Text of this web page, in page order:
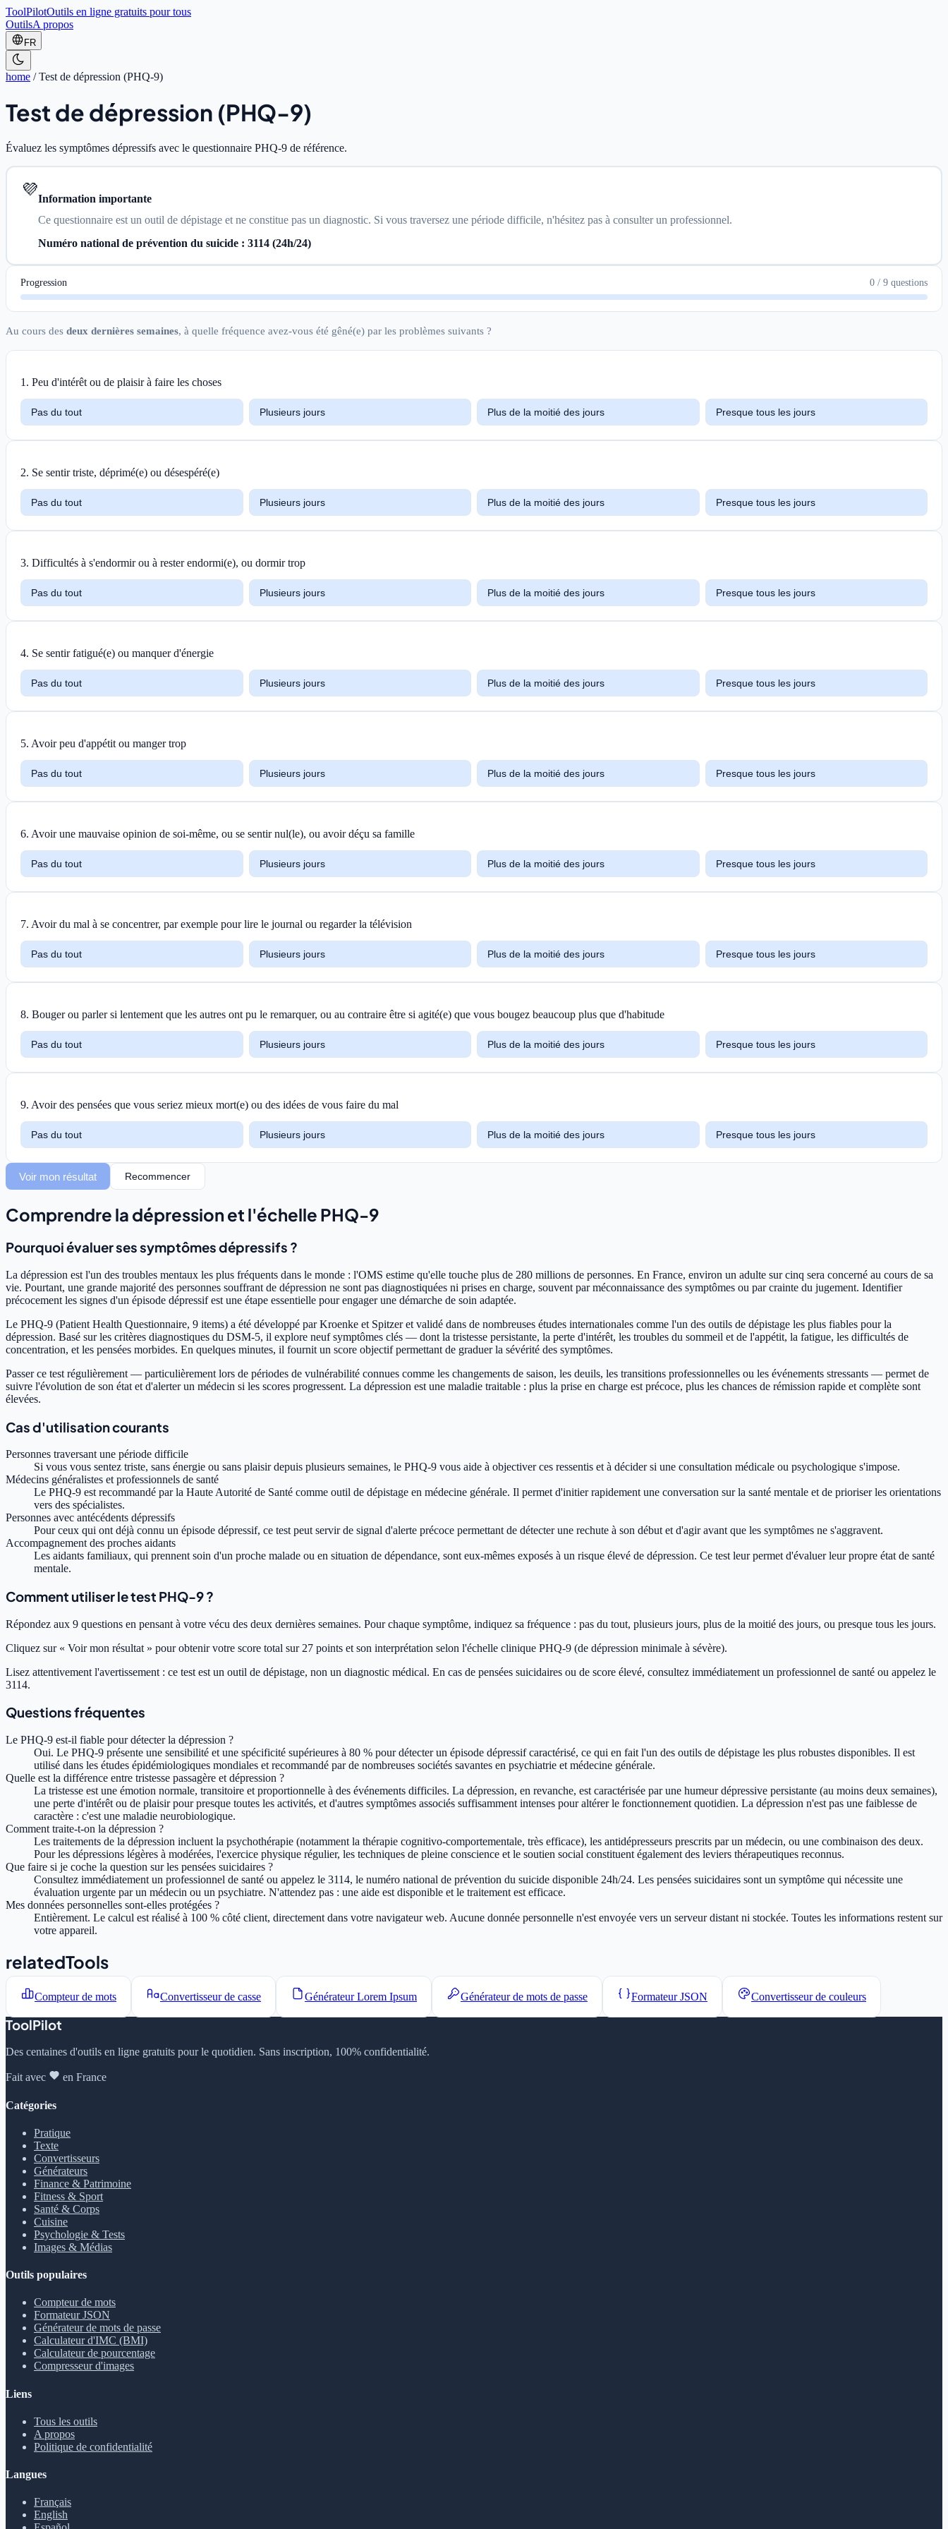
ToolPilotOutils en ligne gratuits pour tous
OutilsA propos
FR
home /Test de dépression (PHQ-9)
Test de dépression (PHQ-9)
Évaluez les symptômes dépressifs avec le questionnaire PHQ-9 de référence.
💜Information importante
Ce questionnaire est un outil de dépistage et ne constitue pas un diagnostic. Si vous traversez une période difficile, n'hésitez pas à consulter un professionnel.
Numéro national de prévention du suicide : 3114 (24h/24)
Progression 0 / 9 questions
Au cours des deux dernières semaines, à quelle fréquence avez-vous été gêné(e) par les problèmes suivants ?
1 . Peu d'intérêt ou de plaisir à faire les choses
Pas du tout Plusieurs jours Plus de la moitié des jours Presque tous les jours
2. Se sentir triste, déprimé(e) ou désespéré(e)
Pas du tout Plusieurs jours Plus de la moitié des jours Presque tous les jours
3. Difficultés à s'endormir ou à rester endormi(e), ou dormir trop
Pas du tout Plusieurs jours Plus de la moitié des jours Presque tous les jours
4. Se sentir fatigué(e) ou manquer d'énergie
Pas du tout Plusieurs jours Plus de la moitié des jours Presque tous les jours
5. Avoir peu d'appétit ou manger trop
Pas du tout Plusieurs jours Plus de la moitié des jours Presque tous les jours
6. Avoir une mauvaise opinion de soi-même, ou se sentir nul(le), ou avoir déçu sa famille
Pas du tout Plusieurs jours Plus de la moitié des jours Presque tous les jours
7. Avoir du mal à se concentrer, par exemple pour lire le journal ou regarder la télévision
Pas du tout Plusieurs jours Plus de la moitié des jours Presque tous les jours
8. Bouger ou parler si lentement que les autres ont pu le remarquer, ou au contraire être si agité(e) que vous bougez beaucoup plus que d'habitude
Pas du tout Plusieurs jours Plus de la moitié des jours Presque tous les jours
9. Avoir des pensées que vous seriez mieux mort(e) ou des idées de vous faire du mal
Pas du tout Plusieurs jours Plus de la moitié des jours Presque tous les jours
Voir mon résultat Recommencer
Comprendre la dépression et l'échelle PHQ-9
Pourquoi évaluer ses symptômes dépressifs ?
La dépression est l'un des troubles mentaux les plus fréquents dans le monde : l'OMS estime qu'elle touche plus de 280 millions de personnes. En France, environ un adulte sur cinq sera concerné au cours de sa
vie. Pourtant, une grande majorité des personnes souffrant de dépression ne sont pas diagnostiquées ni prises en charge, souvent par méconnaissance des symptômes ou par crainte du jugement. Identifier
précocement les signes d'un épisode dépressif est une étape essentielle pour engager une démarche de soin adaptée.
Le PHQ-9 (Patient Health Questionnaire, 9 items) a été développé par Kroenke et Spitzer et validé dans de nombreuses études internationales comme l'un des outils de dépistage les plus fiables pour la
dépression. Basé sur les critères diagnostiques du DSM-5, il explore neuf symptômes clés — dont la tristesse persistante, la perte d'intérêt, les troubles du sommeil et de l'appétit, la fatigue, les difficultés de
concentration, et les pensées morbides. En quelques minutes, il fournit un score objectif permettant de graduer la sévérité des symptômes.
Passer ce test régulièrement — particulièrement lors de périodes de vulnérabilité connues comme les changements de saison, les deuils, les transitions professionnelles ou les événements stressants — permet de
suivre l'évolution de son état et d'alerter un médecin si les scores progressent. La dépression est une maladie traitable : plus la prise en charge est précoce, plus les chances de rémission rapide et complète sont
élevées.
Cas d'utilisation courants
Personnes traversant une période difficile
Si vous vous sentez triste, sans énergie ou sans plaisir depuis plusieurs semaines, le PHQ-9 vous aide à objectiver ces ressentis et à décider si une consultation médicale ou psychologique s'impose.
Médecins généralistes et professionnels de santé
Le PHQ-9 est recommandé par la Haute Autorité de Santé comme outil de dépistage en médecine générale. Il permet d'initier rapidement une conversation sur la santé mentale et de prioriser les orientations
vers des spécialistes.
Personnes avec antécédents dépressifs
Pour ceux qui ont déjà connu un épisode dépressif, ce test peut servir de signal d'alerte précoce permettant de détecter une rechute à son début et d'agir avant que les symptômes ne s'aggravent.
Accompagnement des proches aidants
Les aidants familiaux, qui prennent soin d'un proche malade ou en situation de dépendance, sont eux-mêmes exposés à un risque élevé de dépression. Ce test leur permet d'évaluer leur propre état de santé
mentale.
Comment utiliser le test PHQ-9 ?
Répondez aux 9 questions en pensant à votre vécu des deux dernières semaines. Pour chaque symptôme, indiquez sa fréquence : pas du tout, plusieurs jours, plus de la moitié des jours, ou presque tous les jours.
Cliquez sur « Voir mon résultat » pour obtenir votre score total sur 27 points et son interprétation selon l'échelle clinique PHQ-9 (de dépression minimale à sévère).
Lisez attentivement l'avertissement : ce test est un outil de dépistage, non un diagnostic médical. En cas de pensées suicidaires ou de score élevé, consultez immédiatement un professionnel de santé ou appelez le
3114.
Questions fréquentes
Le PHQ-9 est-il fiable pour détecter la dépression ?
Oui. Le PHQ-9 présente une sensibilité et une spécificité supérieures à 80 % pour détecter un épisode dépressif caractérisé, ce qui en fait l'un des outils de dépistage les plus robustes disponibles. Il est
utilisé dans les études épidémiologiques mondiales et recommandé par de nombreuses sociétés savantes en psychiatrie et médecine générale.
Quelle est la différence entre tristesse passagère et dépression ?
La tristesse est une émotion normale, transitoire et proportionnelle à des événements difficiles. La dépression, en revanche, est caractérisée par une humeur dépressive persistante (au moins deux semaines),
une perte d'intérêt ou de plaisir pour presque toutes les activités, et d'autres symptômes associés suffisamment intenses pour altérer le fonctionnement quotidien. La dépression n'est pas une faiblesse de
caractère : c'est une maladie neurobiologique.
Comment traite-t-on la dépression ?
Les traitements de la dépression incluent la psychothérapie (notamment la thérapie cognitivo-comportementale, très efficace), les antidépresseurs prescrits par un médecin, ou une combinaison des deux.
Pour les dépressions légères à modérées, l'exercice physique régulier, les techniques de pleine conscience et le soutien social constituent également des leviers thérapeutiques reconnus.
Que faire si je coche la question sur les pensées suicidaires ?
Consultez immédiatement un professionnel de santé ou appelez le 3114, le numéro national de prévention du suicide disponible 24h/24. Les pensées suicidaires sont un symptôme qui nécessite une
évaluation urgente par un médecin ou un psychiatre. N'attendez pas : une aide est disponible et le traitement est efficace.
Mes données personnelles sont-elles protégées ?
Entièrement. Le calcul est réalisé à 100 % côté client, directement dans votre navigateur web. Aucune donnée personnelle n'est envoyée vers un serveur distant ni stockée. Toutes les informations restent sur
votre appareil.
relatedTools
Compteur de mots Convertisseur de casse Générateur Lorem Ipsum Générateur de mots de passe Formateur JSON Convertisseur de couleurs
ToolPilot
Des centaines d'outils en ligne gratuits pour le quotidien. Sans inscription, 100% confidentialité.
Fait avec en France
Catégories
Pratique
Texte
Convertisseurs
Générateurs
Finance & Patrimoine
Fitness & Sport
Santé & Corps
Cuisine
Psychologie & Tests
Images & Médias
Outils populaires
Compteur de mots
Formateur JSON
Générateur de mots de passe
Calculateur d'IMC (BMI)
Calculateur de pourcentage
Compresseur d'images
Liens
Tous les outils
A propos
Politique de confidentialité
Langues
Français
English